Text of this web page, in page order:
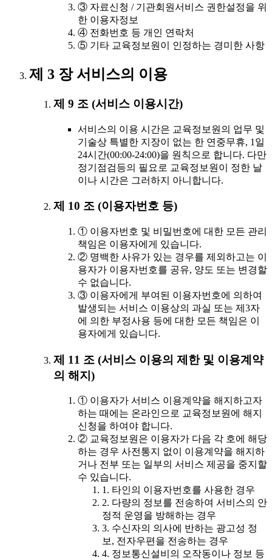
③ 자료신청 / 기관회원서비스 권한설정을 위
한 이용자정보
④ 전화번호 등 개인 연락처
⑤ 기타 교육정보원이 인정하는 경미한 사항
제 3 장 서비스의 이용
제 9 조 (서비스 이용시간)
서비스의 이용 시간은 교육정보원의 업무 및
기술상 특별한 지장이 없는 한 연중무휴, 1일
24시간(00:00-24:00)을 원칙으로 합니다. 다만
정기점검등의 필요로 교육정보원이 정한 날
이나 시간은 그러하지 아니합니다.
제 10 조 (이용자번호 등)
① 이용자번호 및 비밀번호에 대한 모든 관리
책임은 이용자에게 있습니다.
② 명백한 사유가 있는 경우를 제외하고는 이
용자가 이용자번호를 공유, 양도 또는 변경할
수 없습니다.
③ 이용자에게 부여된 이용자번호에 의하여
발생되는 서비스 이용상의 과실 또는 제3자
에 의한 부정사용 등에 대한 모든 책임은 이
용자에게 있습니다.
제 11 조 (서비스 이용의 제한 및 이용계약
의 해지)
① 이용자가 서비스 이용계약을 해지하고자
하는 때에는 온라인으로 교육정보원에 해지
신청을 하여야 합니다.
② 교육정보원은 이용자가 다음 각 호에 해당
하는 경우 사전통지 없이 이용계약을 해지하
거나 전부 또는 일부의 서비스 제공을 중지할
수 있습니다.
1. 타인의 이용자번호를 사용한 경우
2. 다량의 정보를 전송하여 서비스의 안
정적 운영을 방해하는 경우
3. 수신자의 의사에 반하는 광고성 정
보, 전자우편을 전송하는 경우
4. 정보통신설비의 오작동이나 정보 등